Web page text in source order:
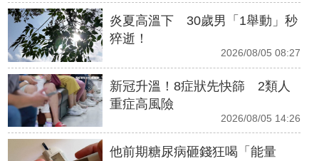
炎夏高溫下 30歲男「1舉動」秒
猝逝！
2026/08/05 08:27
新冠升溫！8症狀先快篩 2類人
重症高風險
2026/08/05 14:26
他前期糖尿病砸錢狂喝「能量